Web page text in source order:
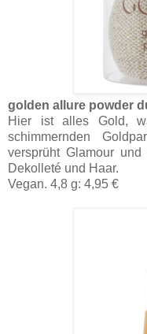
golden allure powder
Hier ist alles Gold,
schimmernden
versprüht Glamour
Dekolleté und Haar.
Vegan. 4,8 g: 4,95 €